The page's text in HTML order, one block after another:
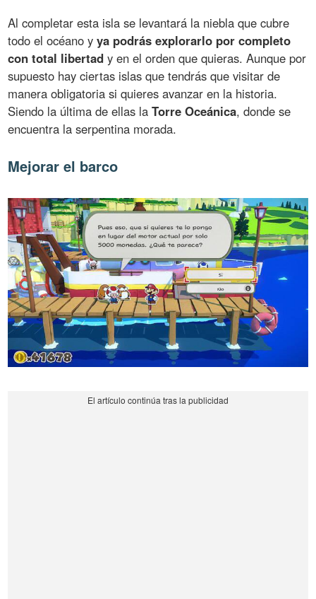
Al completar esta isla se levantará la niebla que cubre
todo el océano yya podrás explorarlo por completo
con total libertad y en el orden que quieras. Aunque por
supuesto hay ciertas islas que tendrás que visitar de
manera obligatoria si quieres avanzar en la historia.
Siendo la última de ellas laTorre Oceánica, donde se
encuentra la serpentina morada.
Mejorar el barco